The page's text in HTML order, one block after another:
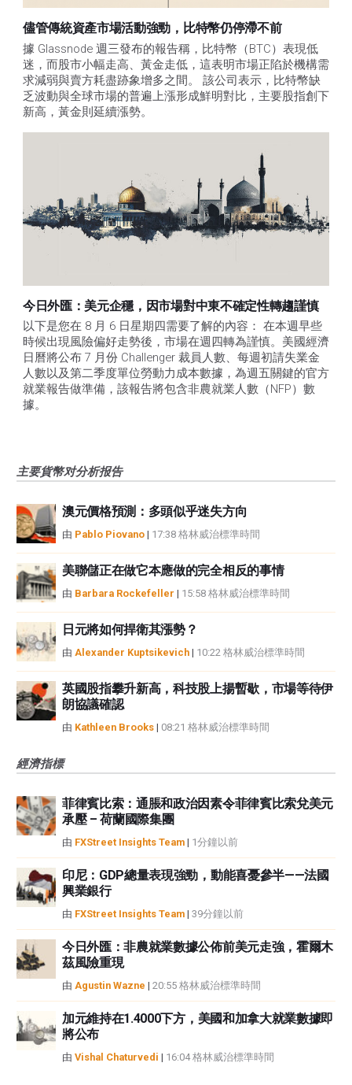
儘管傳統資產市場活動強勁，比特幣仍停滯不前
據 Glassnode 週三發布的報告稱，比特幣（BTC）表現低
迷，而股市小幅走高、黃金走低，這表明市場正陷於機構需
求減弱與賣方耗盡跡象增多之間。 該公司表示，比特幣缺
乏波動與全球市場的普遍上漲形成鮮明對比，主要股指創下
新高，黃金則延續漲勢。
今日外匯：美元企穩，因市場對中東不確定性轉趨謹慎
以下是您在 8 月 6 日星期四需要了解的內容： 在本週早些
時候出現風險偏好走勢後，市場在週四轉為謹慎。美國經濟
日曆將公布 7 月份 Challenger 裁員人數、每週初請失業金
人數以及第二季度單位勞動力成本數據，為週五關鍵的官方
就業報告做準備，該報告將包含非農就業人數（NFP）數
據。
主要貨幣对分析报告
澳元價格預測：多頭似乎迷失方向
由 Pablo Piovano | 17:38 格林威治標準時間
美聯儲正在做它本應做的完全相反的事情
由 Barbara Rockefeller | 15:58 格林威治標準時間
日元將如何捍衛其漲勢？
由 Alexander Kuptsikevich | 10:22 格林威治標準時間
英國股指攀升新高，科技股上揚暫歇，市場等待伊
朗協議確認
由 Kathleen Brooks | 08:21 格林威治標準時間
經濟指標
菲律賓比索：通脹和政治因素令菲律賓比索兌美元
承壓 – 荷蘭國際集團
由 FXStreet Insights Team | 1分鐘以前
印尼：GDP總量表現強勁，動能喜憂參半——法國
興業銀行
由 FXStreet Insights Team | 39分鐘以前
今日外匯：非農就業數據公佈前美元走強，霍爾木
茲風險重現
由 Agustin Wazne | 20:55 格林威治標準時間
加元維持在1.4000下方，美國和加拿大就業數據即
將公布
由 Vishal Chaturvedi | 16:04 格林威治標準時間